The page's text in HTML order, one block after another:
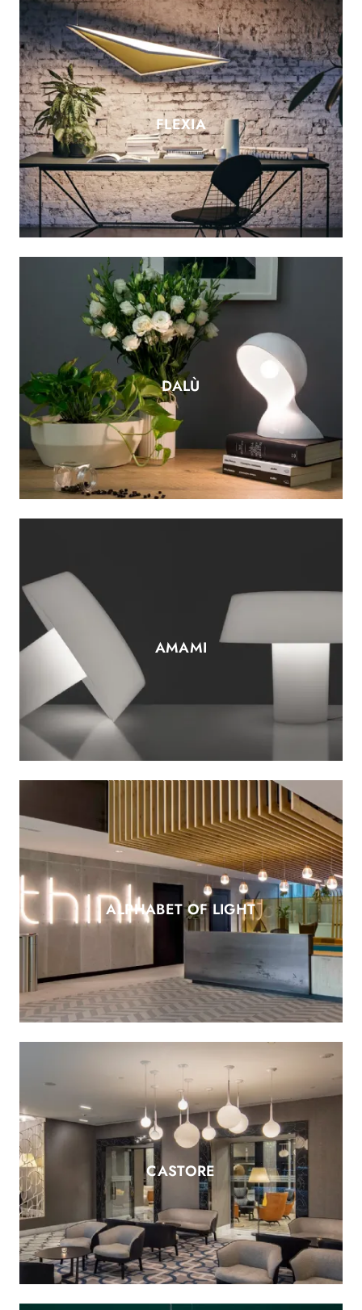
FLEXIA
DALÙ
AMAMI
ALPHABET OF LIGHT
CASTORE